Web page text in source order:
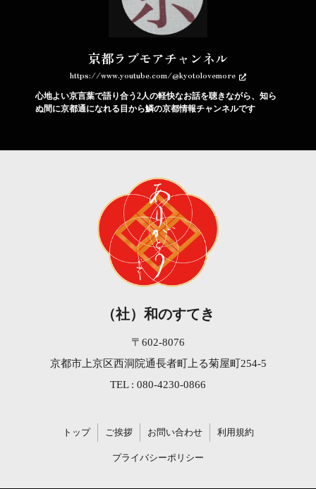
京都ラブモアチャンネル
https://www.youtube.com/@kyotolovemore
心地よい京言葉で語り合う2人の軽快なお話を聴きながら、知ら
ぬ間に京都通になれる目から鱗の京都情報チャンネルです
（社）和のすてき
〒602-8076
京都市上京区西洞院通長者町上る菊屋町254-5
TEL : 080-4230-0866
トップ ご挨拶 お問い合わせ 利用規約
プライバシーポリシー